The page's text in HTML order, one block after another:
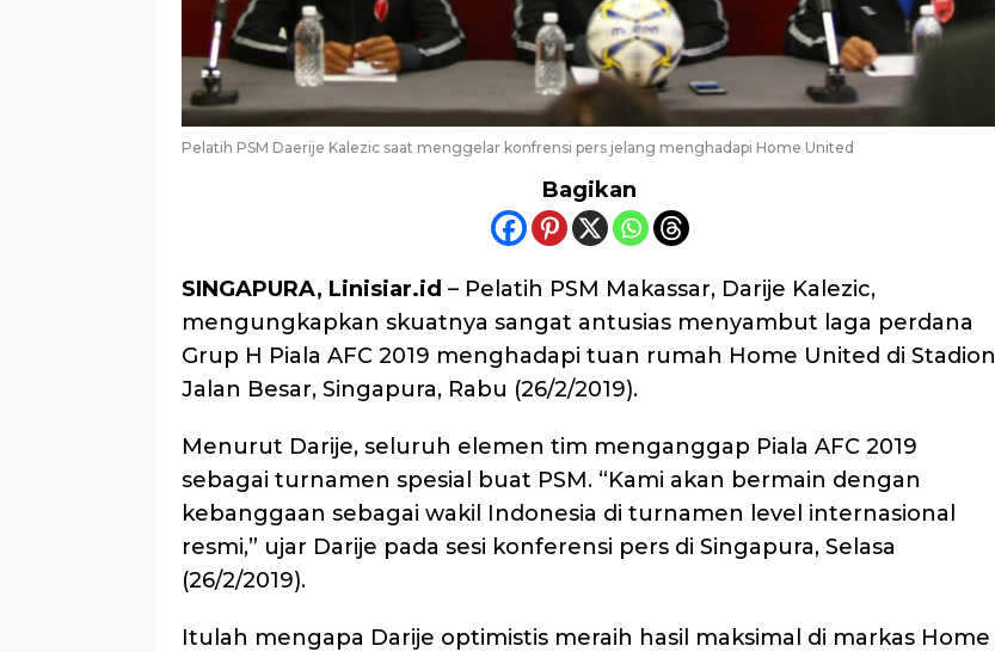
Pelatih PSM Daerije Kalezic saat menggelar konfrensi pers jelang menghadapi Home United
Bagikan
SINGAPURA, Linisiar.id – Pelatih PSM Makassar, Darije Kalezic,
mengungkapkan skuatnya sangat antusias menyambut laga perdana
Grup H Piala AFC 2019 menghadapi tuan rumah Home United di Stadion
Jalan Besar, Singapura, Rabu (26/2/2019).
Menurut Darije, seluruh elemen tim menganggap Piala AFC 2019
sebagai turnamen spesial buat PSM. “Kami akan bermain dengan
kebanggaan sebagai wakil Indonesia di turnamen level internasional
resmi,” ujar Darije pada sesi konferensi pers di Singapura, Selasa
(26/2/2019).
Itulah mengapa Darije optimistis meraih hasil maksimal di markas Home